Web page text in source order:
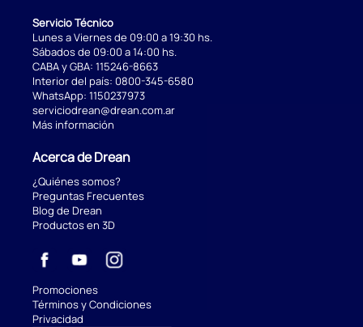
Servicio Técnico
Lunes a Viernes de 09:00 a 19:30 hs.
Sábados de 09:00 a 14:00 hs.
CABA y GBA: 115246-8663
Interior del país: 0800-345-6580
WhatsApp: 1150237973
serviciodrean@drean.com.ar
Más información
Acerca de Drean
¿Quiénes somos?
Preguntas Frecuentes
Blog de Drean
Productos en 3D
Promociones
Términos y Condiciones
Privacidad